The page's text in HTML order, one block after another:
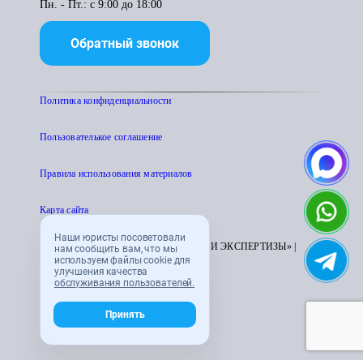
Наши юристы посоветовали
нам сообщить вам, что мы
используем файлы cookie для
улучшения качества
обслуживания пользователей.
Принять
Пн. - Пт.: с 9:00 до 18:00
Обратный звонок
Политика конфиденциальности
Пользователькое соглашение
Правила использования материалов
Карта сайта
© 1995 - 2026 «ЦЕНТР АТТЕСТАЦИИ И ЭКСПЕРТИЗЫ» |
CENTRATTEK.RU